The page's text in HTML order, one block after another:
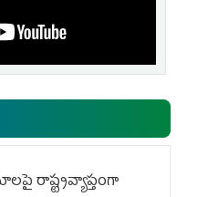
రాష్ట్రవ్యాప్తంగా